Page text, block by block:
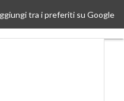
tra i preferiti su Google